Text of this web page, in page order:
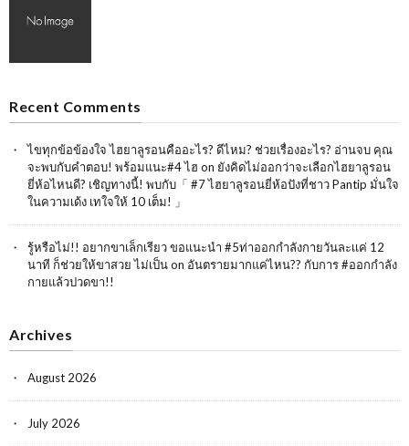
Recent Comments
ไขทุกข้อข้องใจ ไฮยาลูรอนคืออะไร? ดีไหม? ช่วยเรื่องอะไร? อ่านจบ คุณ
จะพบกับคำตอบ! พร้อมแนะ#4 ไฮ on ยังคิดไม่ออกว่าจะเลือกไฮยาลูรอน
ยี่ห้อไหนดี? เชิญทางนี้! พบกับ「 #7 ไฮยาลูรอนยี่ห้อปังที่ชาว Pantip มั่นใจ
ในความเด้ง เทใจให้ 10 เต็ม! 」
รู้หรือไม่!! อยากขาเล็กเรียว ขอแนะนำ #5ท่าออกกำลังกายวันละเเค่ 12
นาที ก็ช่วยให้ขาสวย ไม่เป็นon อันตรายมากแค่ไหน?? กับการ #ออกกำลัง
กายแล้วปวดขา!!
Archives
August 2026
July 2026